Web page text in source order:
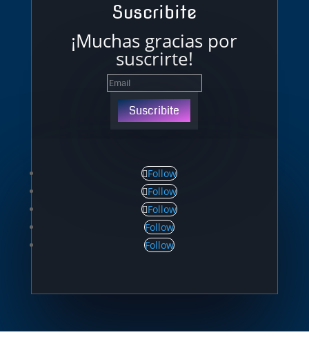
Suscribite
¡Muchas gracias por
suscrirte!
Suscribite
Follow
Follow
Follow
Follow
Follow